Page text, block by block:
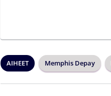
AIHEET Memphis Depay